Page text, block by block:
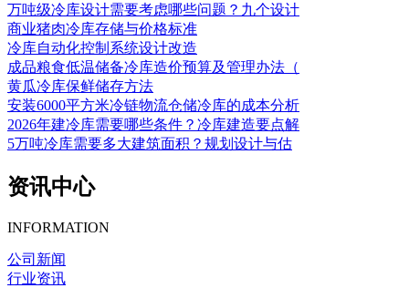
万吨级冷库设计需要考虑哪些问题？九个设计
商业猪肉冷库存储与价格标准
冷库自动化控制系统设计改造
成品粮食低温储备冷库造价预算及管理办法（
黄瓜冷库保鲜储存方法
安装6000平方米冷链物流仓储冷库的成本分析
2026年建冷库需要哪些条件？冷库建造要点解
5万吨冷库需要多大建筑面积？规划设计与估
资讯中心
INFORMATION
公司新闻
行业资讯